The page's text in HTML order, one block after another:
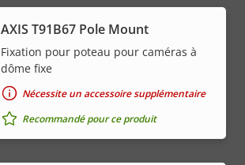
AXIS T91B67 Pole Mount
Fixation pour poteau pour caméras à
dôme fixe
Nécessite un accessoire supplémentaire
Recommandé pour ce produit